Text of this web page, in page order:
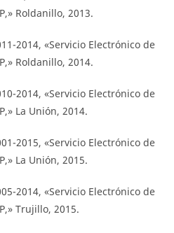
Roldanillo, 2013.
2014, «Servicio Electrónico de
Roldanillo, 2014.
2014, «Servicio Electrónico de
La Unión, 2014.
2015, «Servicio Electrónico de
La Unión, 2015.
2014, «Servicio Electrónico de
Trujillo, 2015.